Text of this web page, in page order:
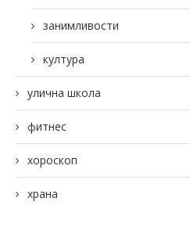
занимливости
култура
улична школа
фитнес
хороскоп
храна